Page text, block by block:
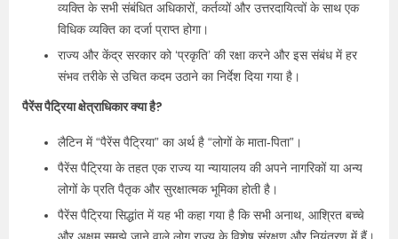
व्यक्ति के सभी संबंधित अधिकारों, कर्तव्यों और उत्तरदायित्वों के साथ एक
विधिक व्यक्ति का दर्जा प्राप्त होगा।
राज्य और केंद्र सरकार को ‘प्रकृति’ की रक्षा करने और इस संबंध में हर
संभव तरीके से उचित कदम उठाने का निर्देश दिया गया है।
पैरेंस पैट्रिया क्षेत्राधिकार क्या है?
लैटिन में “पैरेंस पैट्रिया” का अर्थ है “लोगों के माता-पिता”।
पैरेंस पैट्रिया के तहत एक राज्य या न्यायालय की अपने नागरिकों या अन्य
लोगों के प्रति पैतृक और सुरक्षात्मक भूमिका होती है।
पैरेंस पैट्रिया सिद्धांत में यह भी कहा गया है कि सभी अनाथ, आश्रित बच्चे